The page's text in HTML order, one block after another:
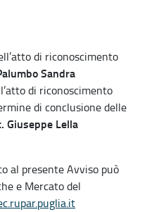
di riconoscimento
Sandra
di riconoscimento
di conclusione delle
Giuseppe Lella
al presente Avviso può
e Mercato del